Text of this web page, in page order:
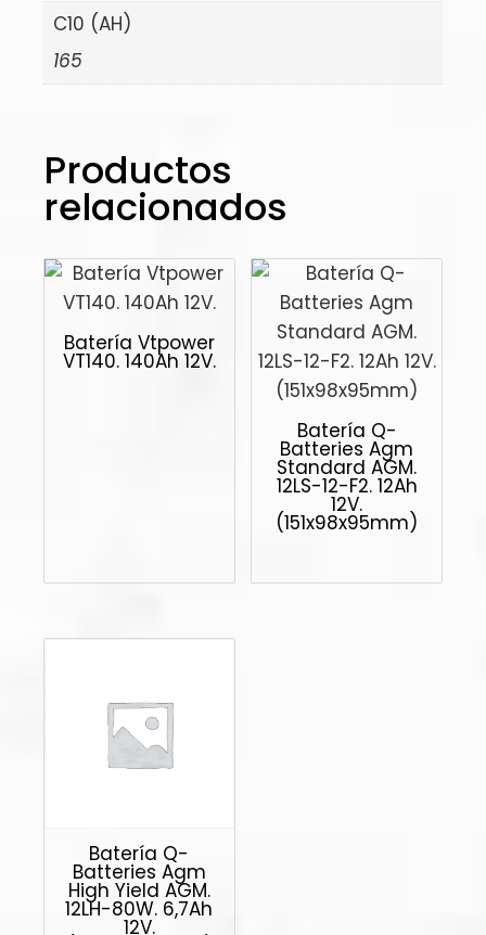
C10 (AH)
165
Productos
relacionados
Batería Vtpower
VT140. 140Ah 12V.
Batería Q-
Batteries Agm
Standard AGM.
12LS-12-F2. 12Ah
12V.
(151x98x95mm)
Batería Q-
Batteries Agm
High Yield AGM.
12LH-80W. 6,7Ah
12V.